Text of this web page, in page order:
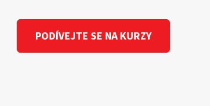
PODÍVEJTE SE NA KURZY